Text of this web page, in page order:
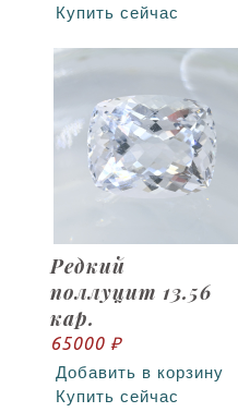
Купить сейчас
Редкий
поллуцит 13.56
кар.
65000 ₽
Добавить в корзину
Купить сейчас